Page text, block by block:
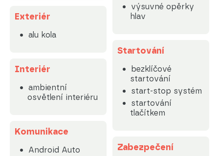
Exteriér
alu kola
Interiér
ambientní
osvětlení interiéru
Komunikace
Android Auto
výsuvné opěrky
hlav
Startování
bezklíčové
startování
start-stop systém
startování
tlačítkem
Zabezpečení